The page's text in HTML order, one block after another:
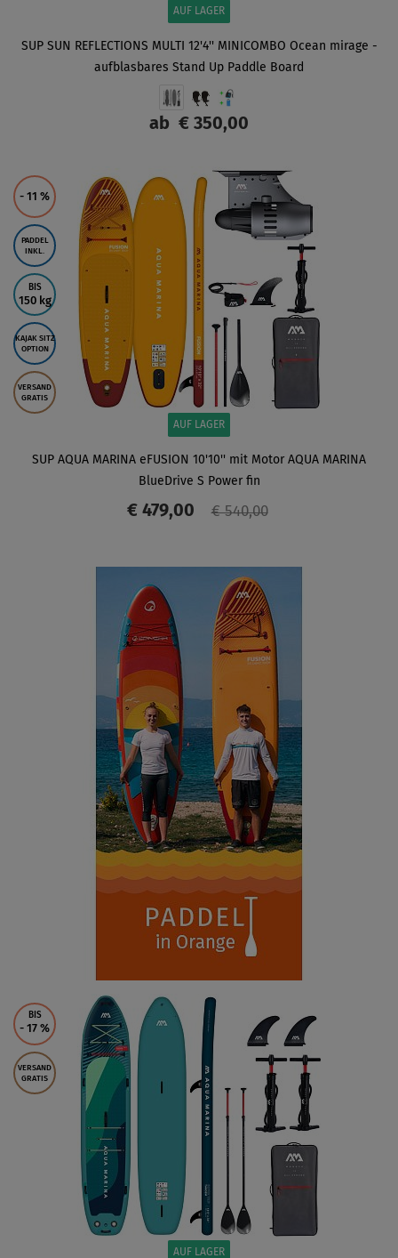
AUF LAGER
SUP SUN REFLECTIONS MULTI 12'4'' MINICOMBO Ocean mirage -
aufblasbares Stand Up Paddle Board
ab € 350,00
ANZEIGEN
- 11 %
PADDEL
INKL.
BIS
150 kg
KAJAK SITZ
OPTION
VERSAND
GRATIS
AUF LAGER
SUP AQUA MARINA eFUSION 10'10'' mit Motor AQUA MARINA
BlueDrive S Power fin
€ 479,00 € 540,00
ANZEIGEN
BIS
- 17 %
VERSAND
GRATIS
AUF LAGER